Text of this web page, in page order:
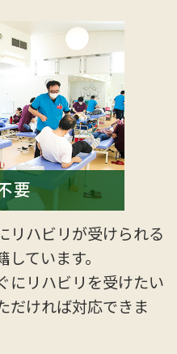
要
リハビリが受けられる
ています。
にリハビリを受けたい
だければ対応できま